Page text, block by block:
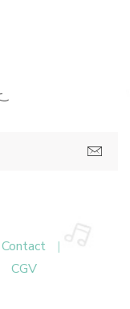
Contact
|
CGV